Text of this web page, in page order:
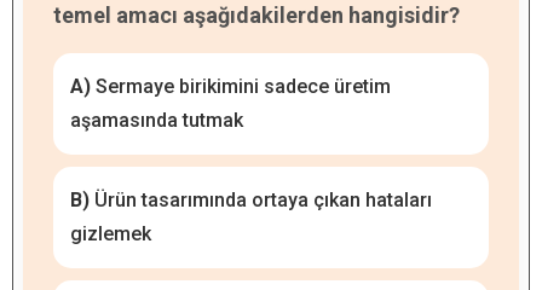
temel amacı aşağıdakilerden hangisidir?
A) Sermaye birikimini sadece üretim
aşamasında tutmak
B) Ürün tasarımında ortaya çıkan hataları
gizlemek